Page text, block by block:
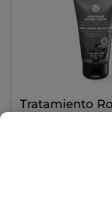
Tratamiento
Barba